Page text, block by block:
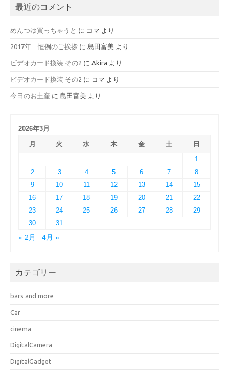
最近のコメント
めんつゆ買っちゃうと に コマ より
2017年 恒例のご挨拶 に 島田富美 より
ビデオカード換装 その2 に Akira より
ビデオカード換装 その2 に コマ より
今日のお土産 に 島田富美 より
2026年3月
月
火 水 木 金 土
日
1
2
3 4 5 6 7
8
9
10 11 12 13 14
15
16
17 18 19 20 21
22
23
24 25 26 27 28
29
30
31
« 2月
4月 »
カテゴリー
bars and more
Car
cinema
DigitalCamera
DigitalGadget